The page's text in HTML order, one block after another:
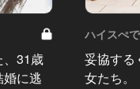
、31歳
に逃
ハイスぺ
妥協する
女たち。